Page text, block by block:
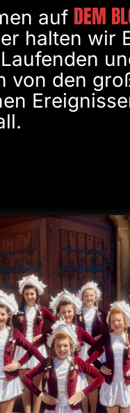
auf DEM
halten wir
von den